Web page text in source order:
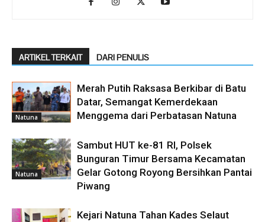
ARTIKEL TERKAIT DARI PENULIS
Natuna
Merah Putih Raksasa Berkibar di Batu
Datar, Semangat Kemerdekaan
Menggema dari Perbatasan Natuna
Natuna
Sambut HUT ke-81 RI, Polsek
Bunguran Timur Bersama Kecamatan
Gelar Gotong Royong Bersihkan Pantai
Piwang
Kejari Natuna Tahan Kades Selaut